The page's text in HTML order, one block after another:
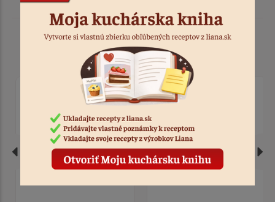
Podobné produkty